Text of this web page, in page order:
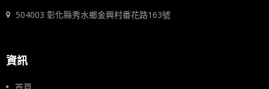
504003 彰化縣秀水鄉金興村番花路163號
資訊